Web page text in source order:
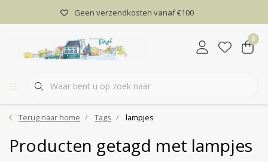
Geen verzendkosten vanaf €100
0
Terug naar home Tags lampjes
Producten getagd met lampjes